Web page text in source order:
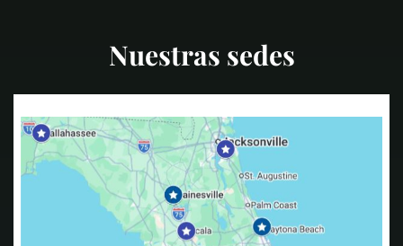
Nuestras sedes